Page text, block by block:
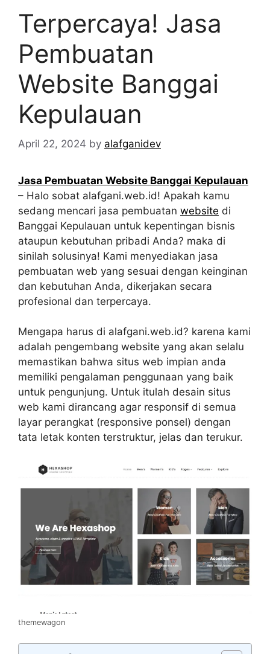
Terpercaya! Jasa
Pembuatan
Website Banggai
Kepulauan
April 22, 2024 by alafganidev
Jasa Pembuatan Website Banggai Kepulauan
– Halo sobat alafgani.web.id! Apakah kamu
sedang mencari jasa pembuatan website di
Banggai Kepulauan untuk kepentingan bisnis
ataupun kebutuhan pribadi Anda? maka di
sinilah solusinya! Kami menyediakan jasa
pembuatan web yang sesuai dengan keinginan
dan kebutuhan Anda, dikerjakan secara
profesional dan terpercaya.
Mengapa harus di alafgani.web.id? karena kami
adalah pengembang website yang akan selalu
memastikan bahwa situs web impian anda
memiliki pengalaman penggunaan yang baik
untuk pengunjung. Untuk itulah desain situs
web kami dirancang agar responsif di semua
layar perangkat (responsive ponsel) dengan
tata letak konten terstruktur, jelas dan terukur.
themewagon